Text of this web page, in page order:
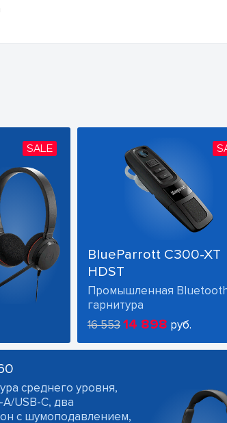
SALE
среднего уровня,
USB-C, два
с шумоподавлением,
BlueParrott C300-XT
HDST
Промышленная
гарнитура
16 55314 898 руб.